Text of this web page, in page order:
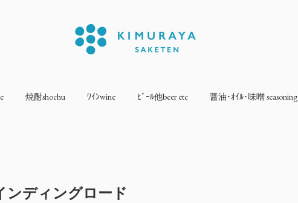
焼酎shochu ﾜｲﾝwine ﾋﾞｰﾙ他beer etc 醤油･ｵｲﾙ･味噌 seasoning
ンディングロード